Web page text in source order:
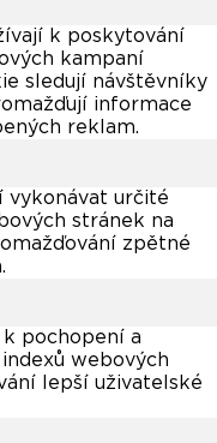
k poskytování
kampaní
sledují návštěvníky
informace
reklam.
vykonávat určité
stránek na
zpětné
pochopení a
webových
lepší uživatelské